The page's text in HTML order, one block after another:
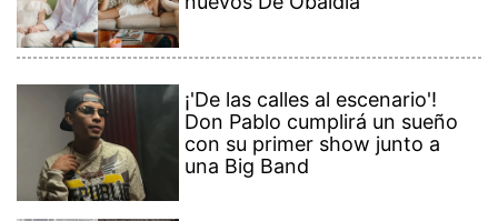
¡'De las calles al escenario'!
Don Pablo cumplirá un sueño
con su primer show junto a
una Big Band